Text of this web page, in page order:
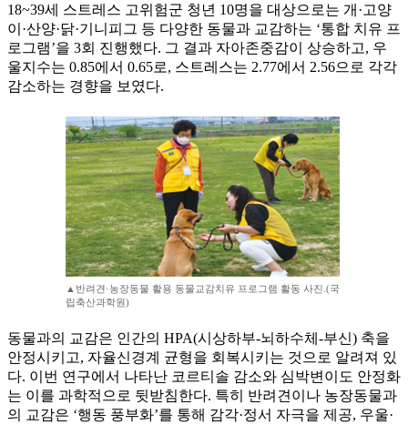
18~39세 스트레스 고위험군 청년 10명을 대상으로는 개·고양
이·산양·닭·기니피그 등 다양한 동물과 교감하는 ‘통합 치유 프
로그램’을 3회 진행했다. 그 결과 자아존중감이 상승하고, 우
울지수는 0.85에서 0.65로, 스트레스는 2.77에서 2.56으로 각각
감소하는 경향을 보였다.
▲반려견·농장동물 활용 동물교감치유 프로그램 활동 사진.(국
립축산과학원)
동물과의 교감은 인간의 HPA(시상하부-뇌하수체-부신) 축을
안정시키고, 자율신경계 균형을 회복시키는 것으로 알려져 있
다. 이번 연구에서 나타난 코르티솔 감소와 심박변이도 안정화
는 이를 과학적으로 뒷받침한다. 특히 반려견이나 농장동물과
의 교감은 ‘행동 풍부화’를 통해 감각·정서 자극을 제공, 우울·